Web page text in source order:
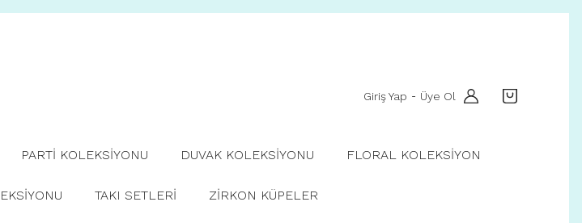
Giriş Yap - Üye Ol
PARTİ KOLEKSİYONU DUVAK KOLEKSİYONU FLORAL KOLEKSİYON
TAKI SETLERİ ZİRKON KÜPELER